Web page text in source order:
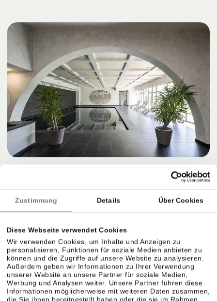
Zustimmung Details Über Cookies
Diese Webseite verwendet Cookies
Wir verwenden Cookies, um Inhalte und Anzeigen zu
personalisieren, Funktionen für soziale Medien anbieten zu
können und die Zugriffe auf unsere Website zu analysieren.
Außerdem geben wir Informationen zu Ihrer Verwendung
unserer Website an unsere Partner für soziale Medien,
Werbung und Analysen weiter. Unsere Partner führen diese
Informationen möglicherweise mit weiteren Daten zusammen,